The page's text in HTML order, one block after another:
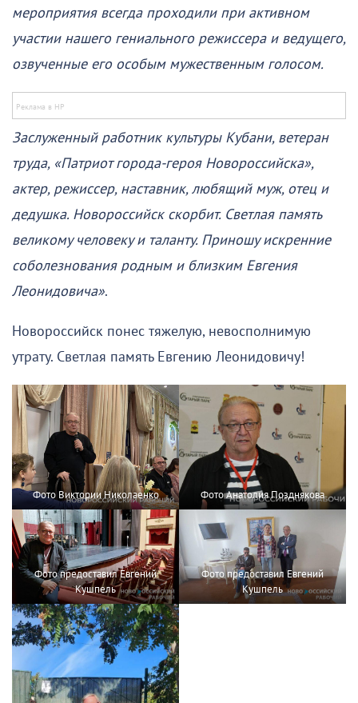
мероприятия всегда проходили при активном
участии нашего гениального режиссера и ведущего,
озвученные его особым мужественным голосом.
Заслуженный работник культуры Кубани, ветеран
труда, «Патриот города-героя Новороссийска»,
актер, режиссер, наставник, любящий муж, отец и
дедушка. Новороссийск скорбит. Светлая память
великому человеку и таланту. Приношу искренние
соболезнования родным и близким Евгения
Леонидовича».
Новороссийск понес тяжелую, невосполнимую
утрату. Светлая память Евгению Леонидовичу!
Фото Виктории Николаенко Фото Анатолия Позднякова
Фото предоставил Евгений
Кушпель
Фото предоставил Евгений
Кушпель